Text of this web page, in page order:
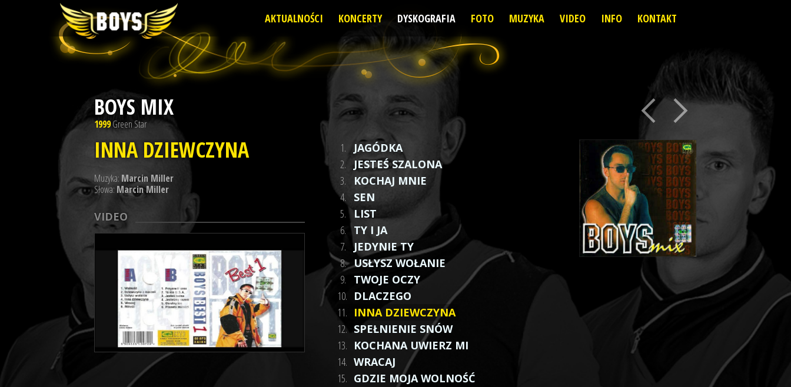
AKTUALNOŚCI KONCERTY DYSKOGRAFIA FOTO MUZYKA VIDEO INFO KONTAKT
BOYS MIX
1999Green Star
INNA DZIEWCZYNA
Muzyka: Marcin Miller
Słowa: Marcin Miller
VIDEO
1.
JAGÓDKA
2.
JESTEŚ SZALONA
3.
KOCHAJ MNIE
4.
SEN
5.
LIST
6.
TY I JA
7.
JEDYNIE TY
8. USŁYSZ WOŁANIE
9.
TWOJE OCZY
10. DLACZEGO
11. INNA DZIEWCZYNA
12. SPEŁNIENIE SNÓW
13. KOCHANA UWIERZ MI
14. WRACAJ
15. GDZIE MOJA WOLNOŚĆ